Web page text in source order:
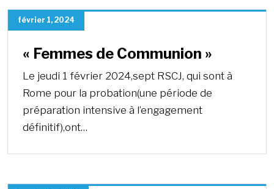
février 1, 2024
« Femmes de Communion »
Le jeudi 1 février 2024,sept RSCJ, qui sont à
Rome pour la probation(une période de
préparation intensive à l’engagement
définitif),ont…